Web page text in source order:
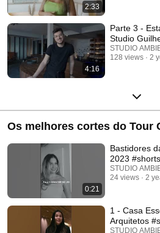
2:33
4:16
Parte 3 -
Studio
STUDIO
128 views
2
Os melhores cortes do Tour
0:21
Bastidores
2023 #shorts
STUDIO
24 views
2
1 - Casa
Arquitetos
STUDIO